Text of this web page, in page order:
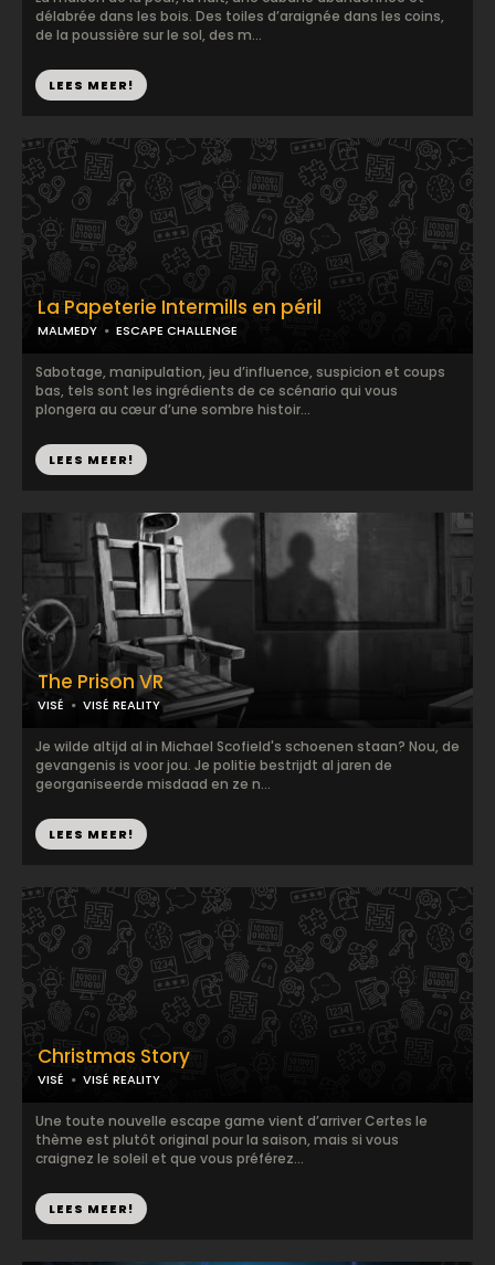
délabrée dans les bois. Des toiles d’araignée dans les coins,
de la poussière sur le sol, des m...
LEES MEER!
La Papeterie Intermills en péril
MALMEDY ESCAPE CHALLENGE
Sabotage, manipulation, jeu d’influence, suspicion et coups
bas, tels sont les ingrédients de ce scénario qui vous
plongera au cœur d’une sombre histoir...
LEES MEER!
The Prison VR
VISÉ VISÉ REALITY
Je wilde altijd al in Michael Scofield's schoenen staan? Nou, de
gevangenis is voor jou. Je politie bestrijdt al jaren de
georganiseerde misdaad en ze n...
LEES MEER!
Christmas Story
VISÉ VISÉ REALITY
Une toute nouvelle escape game vient d’arriver Certes le
thème est plutôt original pour la saison, mais si vous
craignez le soleil et que vous préférez...
LEES MEER!